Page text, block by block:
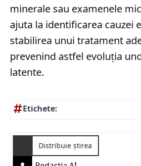
minerale sau examenele
ajuta la identificarea cauzei
stabilirea unui tratament
prevenind astfel evoluția
latente.
Etichete:
Distribuie știrea